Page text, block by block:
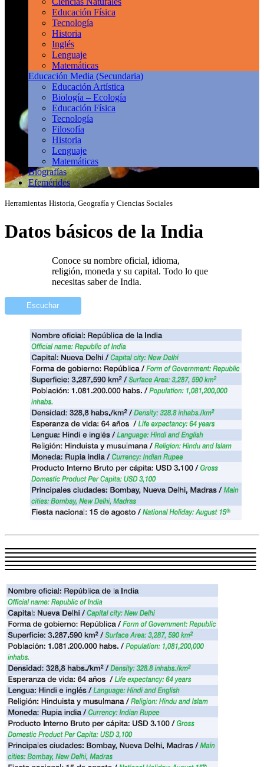
Educación Física
Tecnología
Historia
Inglés
Lenguaje
Matemáticas
Educación Media (Secundaria)
Educación Artística
Biología – Ecología
Educación Física
Tecnología
Filosofía
Historia
Lenguaje
Matemáticas
Biografías
Efemérides
Herramientas Historia, Geografía y Ciencias Sociales
Datos básicos de la India
Conoce su nombre oficial, idioma,
religión, moneda y su capital. Todo lo que
necesitas saber de India.
Escuchar